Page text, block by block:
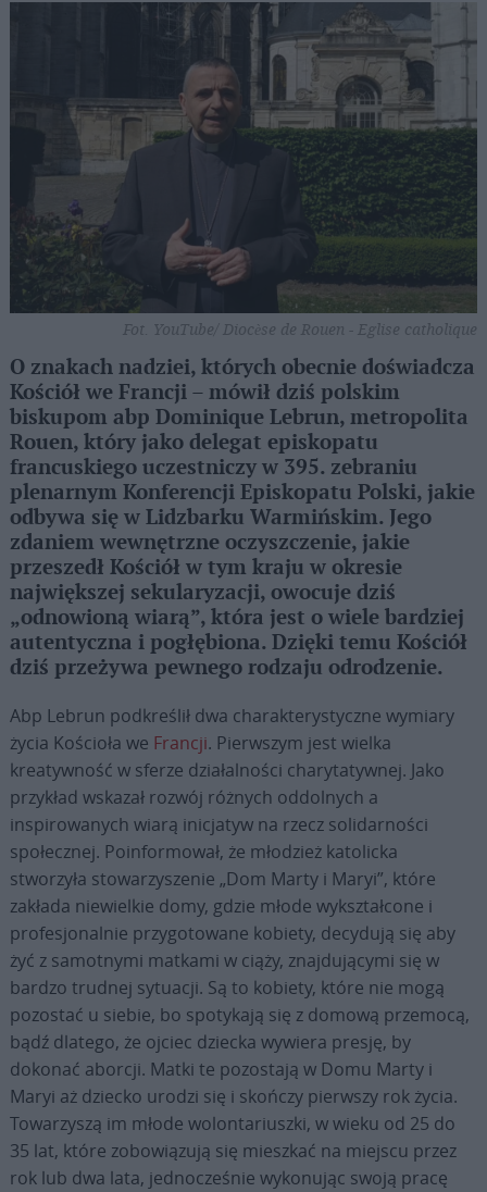
Fot. YouTube/ Diocèse de Rouen - Eglise catholique
O znakach nadziei, których obecnie doświadcza
Kościół we Francji – mówił dziś polskim
biskupom abp Dominique Lebrun, metropolita
Rouen, który jako delegat episkopatu
francuskiego uczestniczy w 395. zebraniu
plenarnym Konferencji Episkopatu Polski, jakie
odbywa się w Lidzbarku Warmińskim. Jego
zdaniem wewnętrzne oczyszczenie, jakie
przeszedł Kościół w tym kraju w okresie
największej sekularyzacji, owocuje dziś
„odnowioną wiarą”, która jest o wiele bardziej
autentyczna i pogłębiona. Dzięki temu Kościół
dziś przeżywa pewnego rodzaju odrodzenie.
Abp Lebrun podkreślił dwa charakterystyczne wymiary
życia Kościoła we Francji. Pierwszym jest wielka
kreatywność w sferze działalności charytatywnej. Jako
przykład wskazał rozwój różnych oddolnych a
inspirowanych wiarą inicjatyw na rzecz solidarności
społecznej. Poinformował, że młodzież katolicka
stworzyła stowarzyszenie „Dom Marty i Maryi”, które
zakłada niewielkie domy, gdzie młode wykształcone i
profesjonalnie przygotowane kobiety, decydują się aby
żyć z samotnymi matkami w ciąży, znajdującymi się w
bardzo trudnej sytuacji. Są to kobiety, które nie mogą
pozostać u siebie, bo spotykają się z domową przemocą,
bądź dlatego, że ojciec dziecka wywiera presję, by
dokonać aborcji. Matki te pozostają w Domu Marty i
Maryi aż dziecko urodzi się i skończy pierwszy rok życia.
Towarzyszą im młode wolontariuszki, w wieku od 25 do
35 lat, które zobowiązują się mieszkać na miejscu przez
rok lub dwa lata, jednocześnie wykonując swoją pracę